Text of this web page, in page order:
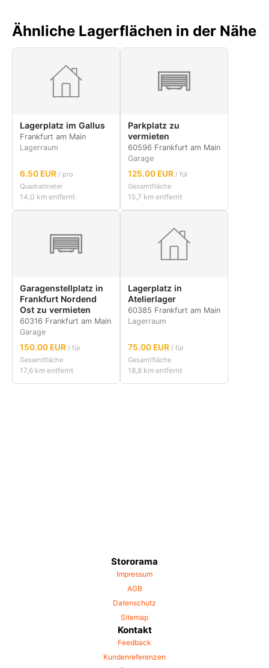
Ähnliche Lagerflächen in der Nähe
Lagerplatz im Gallus
Frankfurt am Main
Lagerraum
6.50 EUR / pro
Quadratmeter
14,0 km entfernt
Parkplatz zu
vermieten
60596 Frankfurt am Main
Garage
125.00 EUR / für
Gesamtfläche
15,7 km entfernt
Garagenstellplatz in
Frankfurt Nordend
Ost zu vermieten
60316 Frankfurt am Main
Garage
150.00 EUR / für
Gesamtfläche
17,6 km entfernt
Lagerplatz in
Atelierlager
60385 Frankfurt am Main
Lagerraum
75.00 EUR / für
Gesamtfläche
18,8 km entfernt
Stororama
Impressum
AGB
Datenschutz
Sitemap
Kontakt
Feedback
Kundenreferenzen